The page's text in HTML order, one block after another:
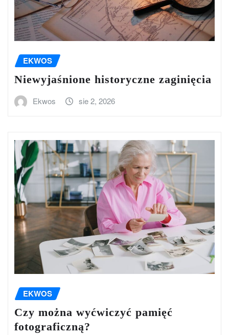
EKWOS
Niewyjaśnione historyczne zaginięcia
Ekwos sie 2, 2026
EKWOS
Czy można wyćwiczyć pamięć
fotograficzną?